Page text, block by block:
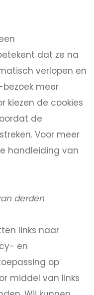
dat ze na
verlopen en
meer
kiezen de cookies
de
Voor meer
handleiding van
derden
links naar
en
op
middel van links